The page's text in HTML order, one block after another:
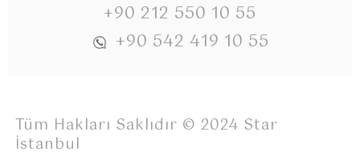
+90 212 550 10 55
+90 542 419 10 55
Tüm Hakları Saklıdır © 2024 Star
İstanbul